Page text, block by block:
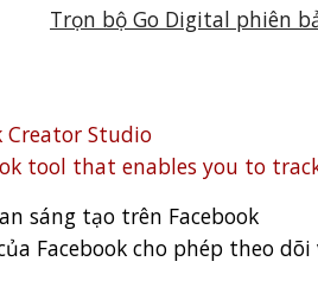
Trọn bộ Go Digital phiên
Creator Studio
tool that enables you to
sáng tạo trên Facebook
Facebook cho phép theo